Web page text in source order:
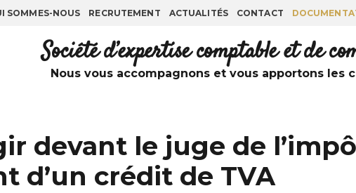
SOMMES-NOUS RECRUTEMENT ACTUALITÉS CONTACT
Société d’expertise comptable et de
Nous vous accompagnons et vous apportons les
devant le juge de
d’un crédit de TVA